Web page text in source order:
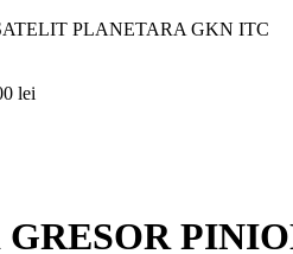
PLANETARA GKN ITC
lei